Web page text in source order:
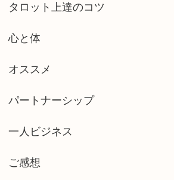
タロット上達のコツ
心と体
オススメ
パートナーシップ
一人ビジネス
ご感想